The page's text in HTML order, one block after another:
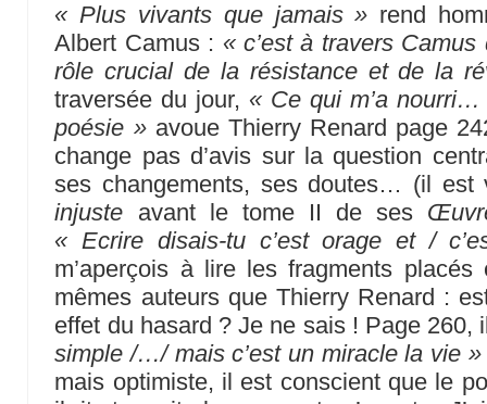
« Plus vivants que jamais » rend
Albert Camus : « c’est à travers
rôle crucial de la résistance et de la
traversée du jour, « Ce qui m’a
poésie »avoue Thierry Renard page
change pas d’avis sur la question
ses changements, ses doutes… (il est
injuste avant le tome II de ses
« Ecrire disais-tu c’est orage et /
m’aperçois à lire les fragments
mêmes auteurs que Thierry Renard :
effet du hasard ? Je ne sais ! Page 260,
simple /…/ mais c’est un miracle la vie »
mais optimiste, il est conscient que le